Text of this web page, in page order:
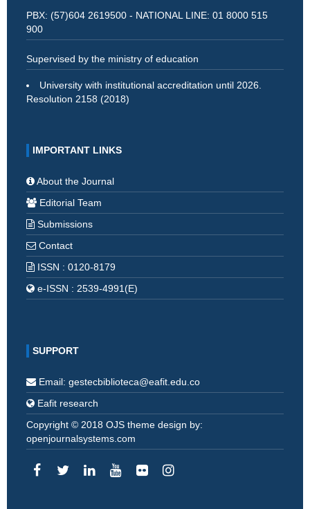
PBX: (57)604 2619500 - NATIONAL LINE: 01 8000 515
900
Supervised by the ministry of education
University with institutional accreditation until 2026.
Resolution 2158 (2018)
IMPORTANT LINKS
About the Journal
Editorial Team
Submissions
Contact
ISSN : 0120-8179
e-ISSN : 2539-4991(E)
SUPPORT
Email: gestecbiblioteca@eafit.edu.co
Eafit research
Copyright © 2018 OJS theme design by:
openjournalsystems.com